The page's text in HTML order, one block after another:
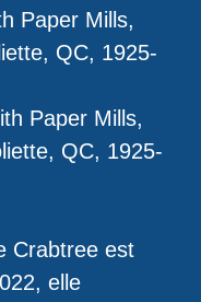
Paper Mills,
QC, 1925-
Crabtree est
elle